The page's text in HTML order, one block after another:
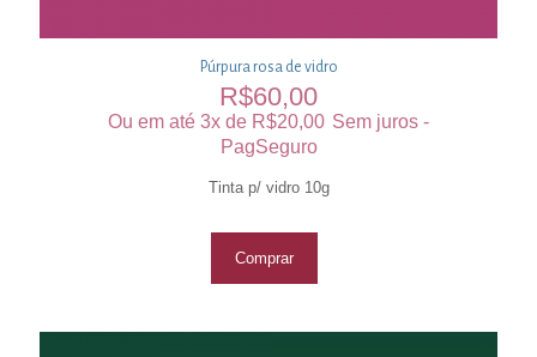
Púrpura rosa de vidro
R$60,00
Ou em até 3x de R$20,00 Sem juros -
PagSeguro
Tinta p/ vidro 10g
Comprar